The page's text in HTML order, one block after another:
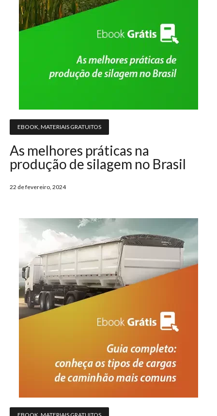
EBOOK, MATERIAIS GRATUITOS
As melhores práticas na
produção de silagem no Brasil
22 de fevereiro, 2024